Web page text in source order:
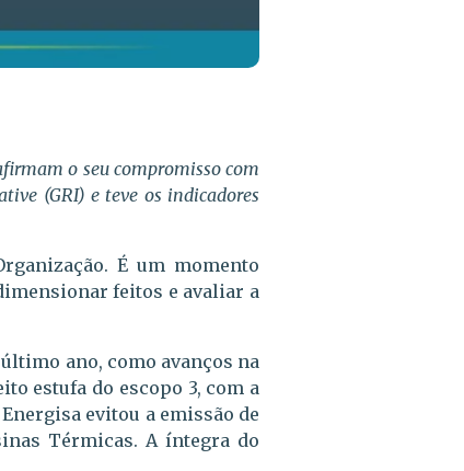
o seu compromisso com
(GRI) e teve os indicadores
É um momento
feitos e avaliar a
ano, como avanços na
estufa do escopo 3, com a
evitou a emissão de
Térmicas. A íntegra do